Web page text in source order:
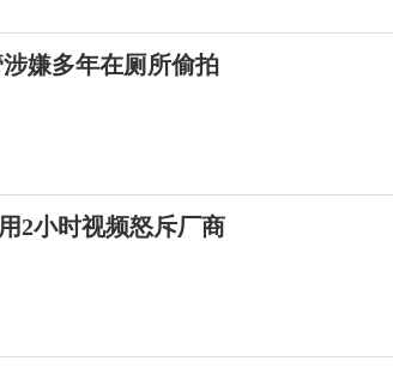
嫌多年在厕所偷拍
2小时视频怒斥厂商